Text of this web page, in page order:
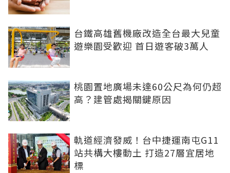
台鐵高雄舊機廠改造全台最大兒童
遊樂園受歡迎 首日遊客破3萬人
桃園置地廣場未達60公尺為何仍超
高？建管處揭關鍵原因
軌道經濟發威！台中捷運南屯G11
站共構大樓動土 打造27層宜居地
標